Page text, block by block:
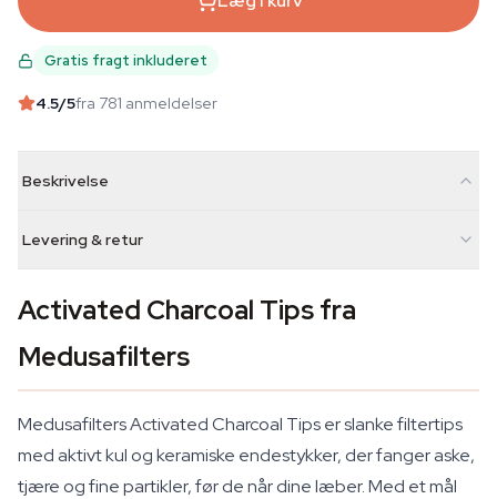
Gratis fragt inkluderet
4.5/5fra 781 anmeldelser
Beskrivelse
Levering & retur
Activated Charcoal Tips fra
Medusafilters
Medusafilters Activated Charcoal Tips er slanke filtertips
med aktivt kul og keramiske endestykker, der fanger aske,
tjære og fine partikler, før de når dine læber. Med et mål